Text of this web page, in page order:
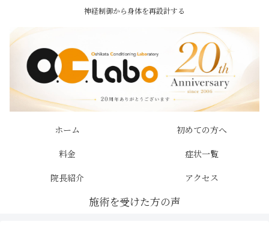
神経制御から身体を再設計する
ホーム
初めての方へ
料金
症状一覧
院長紹介
アクセス